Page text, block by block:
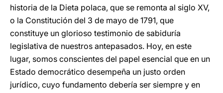
historia de la Dieta polaca, que se remonta al siglo XV,
o la Constitución del 3 de mayo de 1791, que
constituye un glorioso testimonio de sabiduría
legislativa de nuestros antepasados. Hoy, en este
lugar, somos conscientes del papel esencial que en un
Estado democrático desempeña un justo orden
jurídico, cuyo fundamento debería ser siempre y en